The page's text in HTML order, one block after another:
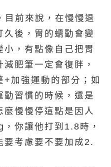
前來說，在慢慢退
久後，胃的蠕動會變
，有點像自己把胃
肥筆一定會復胖，
加強運動的部分；如
動習慣的時候，還是
慢慢停這點是因人
你讓他打到1.8時，
要考慮要不要加成2.